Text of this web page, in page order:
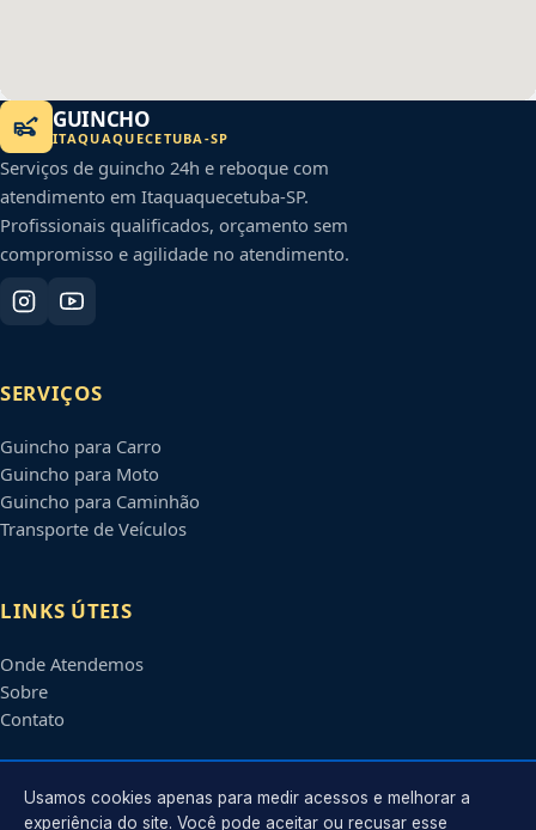
GUINCHO
ITAQUAQUECETUBA -SP
Serviços de guincho 24h e reboque com
atendimento em Itaquaquecetuba-SP.
Profissionais qualificados, orçamento sem
compromisso e agilidade no atendimento.
SERVIÇOS
Guincho para Carro
Guincho para Moto
Guincho para Caminhão
Transporte de Veículos
LINKS ÚTEIS
Onde Atendemos
Sobre
Contato
CONTATO
Usamos cookies apenas para medir acessos e melhorar a
experiência do site. Você pode aceitar ou recusar esse